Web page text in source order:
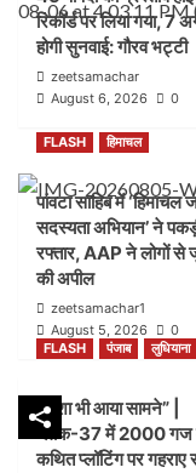
रिकॉर्ड पर लिया गया, 7
होगी सुनवाई: गौरव भट्टी
zeetsamachar
August 6, 2026
0
FLASH
हिमाचल
पांवटा साहिब में ‘हिमाचल
सदस्यता अभियान’ ने
रफ्तार, AAP ने लोगों
की अपील
zeetsamachar1
August 5, 2026
0
FLASH
पंजाब लुधियाना
नक्शा भी आया सामने” |
ब्लॉक-37 में 2000 गज
कथित प्लॉटिंग पर गहराए